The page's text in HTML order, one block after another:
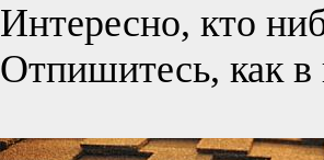
Интересно, кто
Отпишитесь, как в